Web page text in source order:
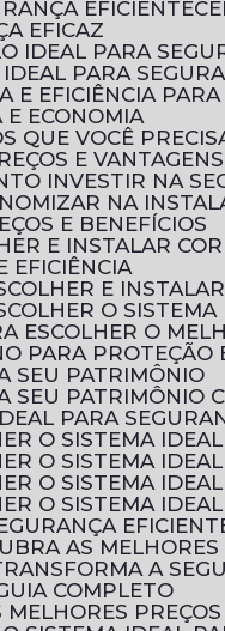
EFICIENTE
EFICAZ
IDEAL PARA
PARA
E EFICIÊNCIA
E ECONOMIA
QUE VOCÊ
E VANTAGENS
INVESTIR NA
NA
E BENEFÍCIOS
E INSTALAR
EFICIÊNCIA
E
O
ESCOLHER O
PARA PROTEÇÃO
SEU PATRIMÔNIO
SEU PATRIMÔNIO
PARA
O SISTEMA IDEAL
O SISTEMA
O SISTEMA
O SISTEMA
AS
A
COMPLETO